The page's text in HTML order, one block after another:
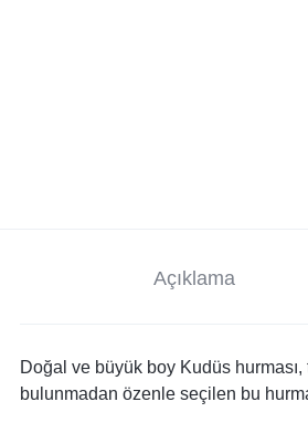
Açıklama
Doğal ve büyük boy Kudüs hurması,
bulunmadan özenle seçilen bu